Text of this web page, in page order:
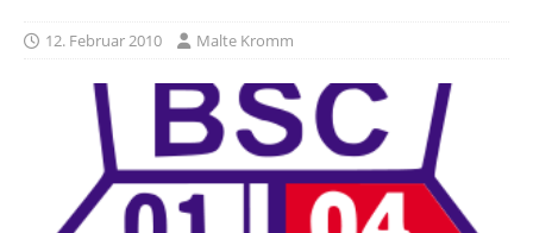
12. Februar 2010 Malte Kromm